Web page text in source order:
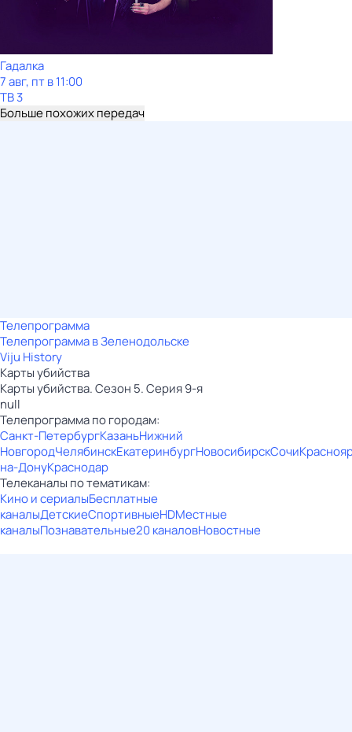
Гадалка
7 авг, пт в 11:00
ТВ 3
Больше похожих передач
Телепрограмма
Телепрограмма в Зеленодольске
Viju History
Карты убийства
Карты убийства. Сезон 5. Серия 9-я
null
Телепрограмма по городам:
Санкт-ПетербургКазаньНижний
НовгородЧелябинскЕкатеринбургНовосибирскСочи
на-ДонуКраснодар
Телеканалы по тематикам:
Кино и сериалыБесплатные
каналыДетскиеСпортивныеHDМестные
каналыПознавательные20 каналовНовостные